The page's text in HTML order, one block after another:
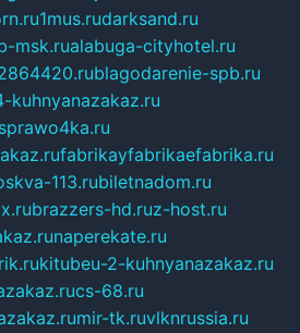
1mus.rudarksand.ru
msk.rualabuga-cityhotel.ru
blagodarenie-spb.ru
kuhnyanazakaz.ru
fabrikayfabrikaefabrika.ru
113.rubiletnadom.ru
brazzers-hd.ruz-host.ru
naperekate.ru
kitubeu-2-kuhnyanazakaz.ru
cs-68.ru
mir-tk.ruvlknrussia.ru